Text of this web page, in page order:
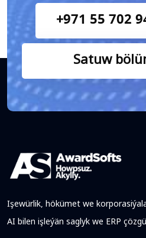
+971 55 702
Satuw
Işewürlik, hökümet we
AI bilen işleýän saglyk we ERP